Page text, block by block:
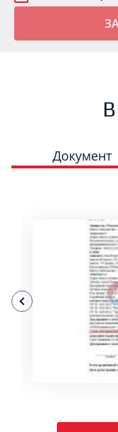
Документ